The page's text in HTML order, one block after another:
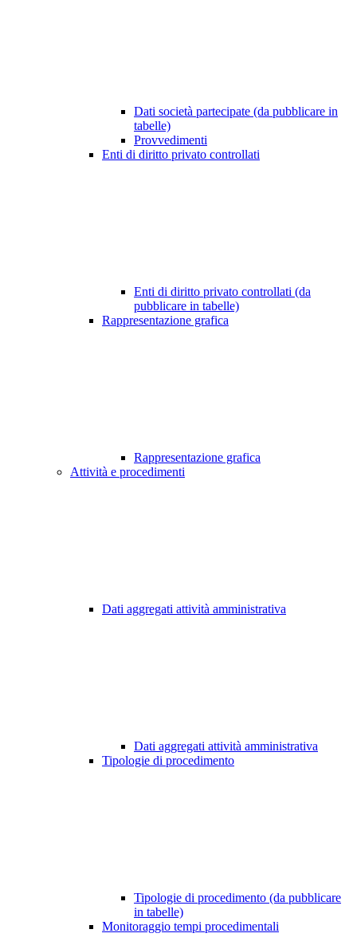
Dati società partecipate (da pubblicare in
tabelle)
Provvedimenti
Enti di diritto privato controllati
Enti di diritto privato controllati (da
pubblicare in tabelle)
Rappresentazione grafica
Rappresentazione grafica
Attività e procedimenti
Dati aggregati attività amministrativa
Dati aggregati attività amministrativa
Tipologie di procedimento
Tipologie di procedimento (da pubblicare
in tabelle)
Monitoraggio tempi procedimentali